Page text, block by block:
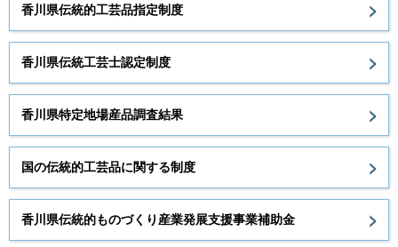
香川県伝統的工芸品指定制度
香川県伝統工芸士認定制度
香川県特定地場産品調査結果
国の伝統的工芸品に関する制度
香川県伝統的ものづくり産業発展支援事業補助金